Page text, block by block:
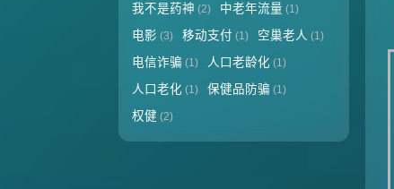
我不是药神 (2) 中老年流量 (1)
电影 (3) 移动支付 (1) 空巢老人 (1)
电信诈骗 (1) 人口老龄化 (1)
人口老化 (1) 保健品防骗 (1)
权健 (2)